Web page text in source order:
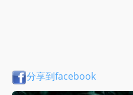
分享到facebook